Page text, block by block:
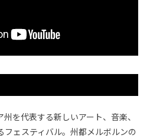
を代表する新しいアート、音楽、
フェスティバル。州都メルボルンの